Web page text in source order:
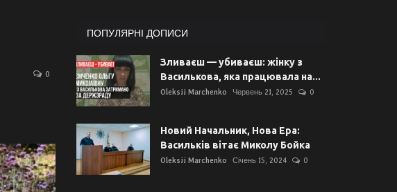
0
ПОПУЛЯРНІ ДОПИСИ
Зливаєш — убиваєш: жінку з
Василькова, яка працювала на...
Oleksii Marchenko Червень 21, 2025 0
Новий Начальник, Нова Ера:
Васильків вітає Миколу Бойка
Oleksii Marchenko Січень 15, 2024 0